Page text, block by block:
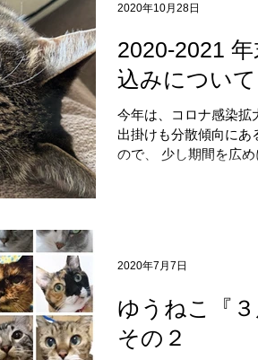
2020-2021
込みについて
今年は、コロナ感染拡
出掛けも分散傾向にあ
ので、 少し期間を広
2020年10月28日
ゆうねこ『
その２
2020年7月7日